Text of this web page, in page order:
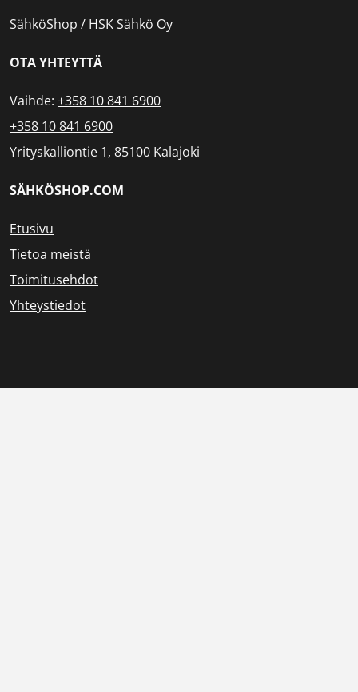
SähköShop / HSK Sähkö Oy
OTA YHTEYTTÄ
Vaihde: +358 10 841 6900
+358 10 841 6900
Yrityskalliontie 1, 85100 Kalajoki
SÄHKÖSHOP.COM
Etusivu
Tietoa meistä
Toimitusehdot
Yhteystiedot